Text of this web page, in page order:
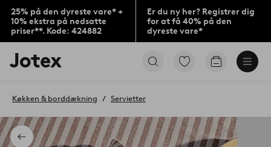
25% på den dyreste vare* +
10% ekstra på nedsatte
priser**. Kode: 424882
Er du ny her? Registrer dig
for at få 40% på den
dyreste vare*
Jotex
logo
til
Gå
Gå
Tilbage
Køkken & borddækning Servietter